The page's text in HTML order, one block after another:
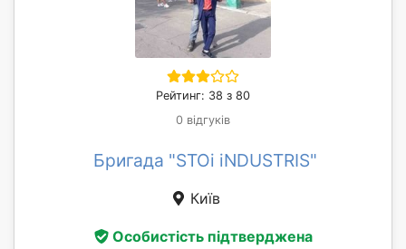
Рейтинг: 38 з 80
0 відгуків
Бригада "STOi iNDUSTRIS"
Київ
Особистість підтверджена